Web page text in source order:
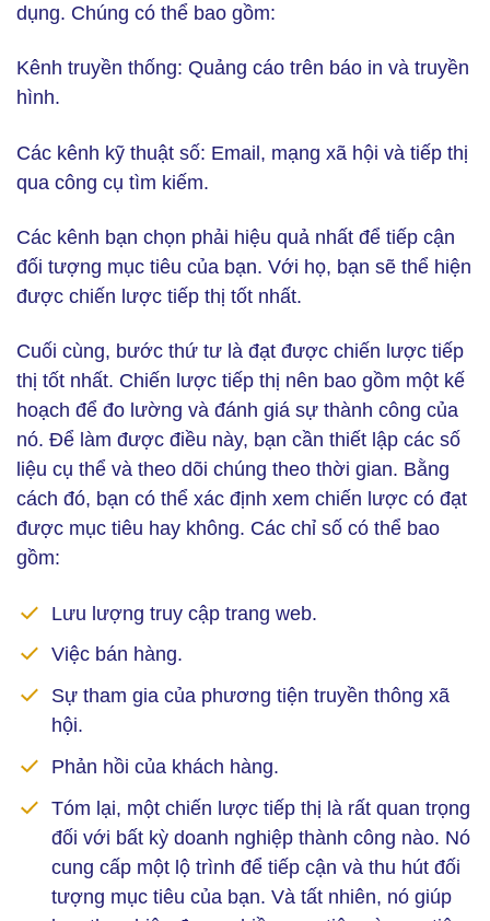
dụng. Chúng có thể bao gồm:
Kênh truyền thống: Quảng cáo trên báo in và truyền
hình.
Các kênh kỹ thuật số: Email, mạng xã hội và tiếp thị
qua công cụ tìm kiếm.
Các kênh bạn chọn phải hiệu quả nhất để tiếp cận
đối tượng mục tiêu của bạn. Với họ, bạn sẽ thể hiện
được chiến lược tiếp thị tốt nhất.
Cuối cùng, bước thứ tư là đạt được chiến lược tiếp
thị tốt nhất. Chiến lược tiếp thị nên bao gồm một kế
hoạch để đo lường và đánh giá sự thành công của
nó. Để làm được điều này, bạn cần thiết lập các số
liệu cụ thể và theo dõi chúng theo thời gian. Bằng
cách đó, bạn có thể xác định xem chiến lược có đạt
được mục tiêu hay không. Các chỉ số có thể bao
gồm:
Lưu lượng truy cập trang web.
Việc bán hàng.
Sự tham gia của phương tiện truyền thông xã
hội.
Phản hồi của khách hàng.
Tóm lại, một chiến lược tiếp thị là rất quan trọng
đối với bất kỳ doanh nghiệp thành công nào. Nó
cung cấp một lộ trình để tiếp cận và thu hút đối
tượng mục tiêu của bạn. Và tất nhiên, nó giúp